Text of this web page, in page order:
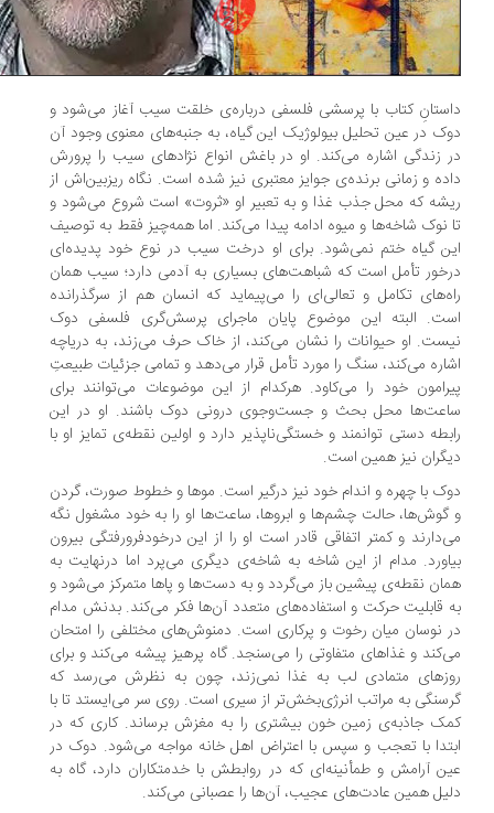
کتاب با پرسشی فلسفی درباره‌ی خلقت سیب آغاز می‌شود و
در عین تحلیل بیولوژیک این گیاه، به جنبه‌های معنوی وجود آن
زندگی اشاره می‌کند. او در باغش انواع نژادهای سیب را پرورش
و زمانی برنده‌ی جوایز معتبری نیز شده است. نگاه ریزبین‌اش از
که محل جذب غذا و به تعبیر او «ثروت» است شروع می‌شود و
نوک شاخه‌ها و میوه ادامه پیدا می‌کند. اما همه‌چیز فقط به توصیف
گیاه ختم نمی‌شود. برای او درخت سیب در نوع خود پدیده‌ای
تأمل است که شباهت‌های بسیاری به آدمی دارد؛ سیب همان
تکامل و تعالی‌ای را می‌پیماید که انسان هم از سرگذرانده
البته این موضوع پایان ماجرای پرسش‌گری فلسفی دوک
او حیوانات را نشان می‌کند، از خاک حرف می‌زند، به دریاچه
می‌کند، سنگ را مورد تأمل قرار می‌دهد و تمامی جزئیات طبیعتِ
خود را می‌کاود. هرکدام از این موضوعات می‌توانند برای
محل بحث و جست‌وجوی درونی دوک باشند. او در این
دستی توانمند و خستگی‌ناپذیر دارد و اولین نقطه‌ی تمایز او با
نیز همین است.
با چهره‌ و اندام خود نیز درگیر است. موها و خطوط صورت، گردن
حالت چشم‌ها و ابروها، ساعت‌ها او را به خود مشغول نگه
و کمتر اتفاقی قادر است او را از این درخودفرورفتگی بیرون
مدام از این شاخه به شاخه‌ی دیگری می‌پرد اما درنهایت به
نقطه‌ی پیشین باز می‌گردد و به دست‌ها و پاها متمرکز می‌شود و
قابلیت حرکت و استفاده‌های متعدد آن‌ها فکر می‌کند. بدنش مدام
نوسان میان رخوت و پرکاری است. دمنوش‌های مختلفی را امتحان
و غذاهای متفاوتی را می‌سنجد. گاه پرهیز پیشه می‌کند و برای
متمادی لب به غذا نمی‌زند، چون به نظرش می‌رسد که
به مراتب انرژی‌بخش‌تر از سیری است. روی سر می‌ایستد تا با
جاذبه‌ی زمین خون بیشتری را به مغزش برساند. کاری که در
با تعجب و سپس با اعتراض اهل خانه مواجه می‌شود. دوک در
آرامش و طمأنینه‌ای که در روابطش با خدمتکاران دارد، گاه به
همین عادت‌های عجیب، آن‌ها را عصبانی می‌کند.